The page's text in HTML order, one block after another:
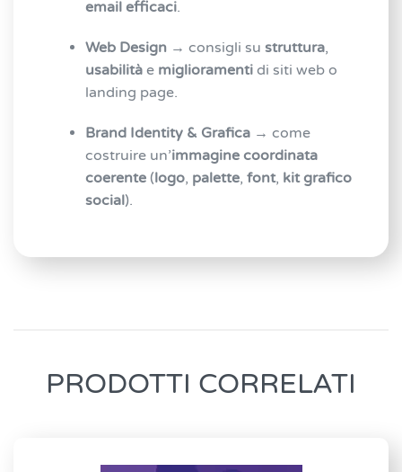
email efficaci.
Web Design → consigli su struttura,
usabilità e miglioramenti di siti web o
landing page.
Brand Identity & Grafica → come
costruire un’immagine coordinata
coerente (logo, palette, font, kit grafico
social).
PRODOTTI CORRELATI